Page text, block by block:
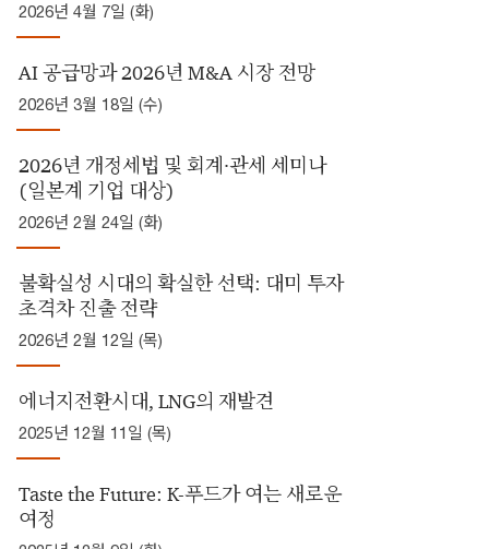
2026년 4월 7일 (화)
AI 공급망과 2026년 M&A 시장 전망
2026년 3월 18일 (수)
2026년 개정세법 및 회계·관세 세미나
(일본계 기업 대상)
2026년 2월 24일 (화)
불확실성 시대의 확실한 선택: 대미 투자
초격차 진출 전략
2026년 2월 12일 (목)
에너지전환시대, LNG의 재발견
2025년 12월 11일 (목)
Taste the Future: K-푸드가 여는 새로운
여정